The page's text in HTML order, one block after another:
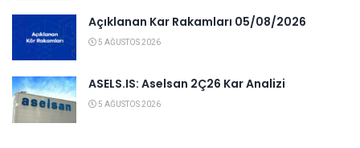
Açıklanan Kar Rakamları 05/08/2026
5 AĞUSTOS 2026
ASELS.IS: Aselsan 2Ç26 Kar Analizi
5 AĞUSTOS 2026